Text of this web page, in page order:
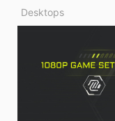
Desktops